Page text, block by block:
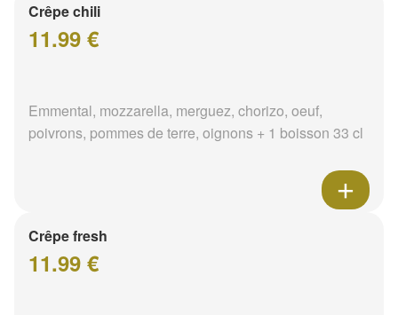
Crêpe chili
11.99 €
Emmental, mozzarella, merguez, chorizo, oeuf,
poivrons, pommes de terre, oignons + 1 boisson 33 cl
Crêpe fresh
11.99 €